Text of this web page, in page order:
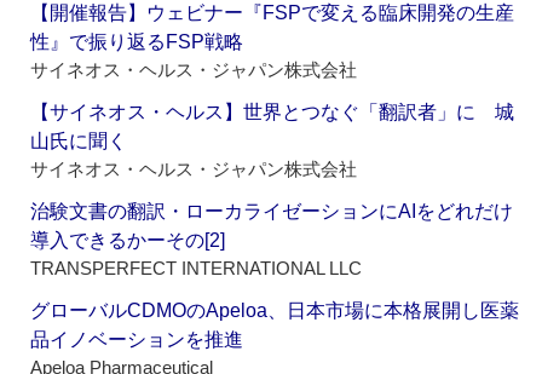
【開催報告】ウェビナー『FSPで変える臨床開発の生産
性』で振り返るFSP戦略
サイネオス・ヘルス・ジャパン株式会社
【サイネオス・ヘルス】世界とつなぐ「翻訳者」に 城
山氏に聞く
サイネオス・ヘルス・ジャパン株式会社
治験文書の翻訳・ローカライゼーションにAIをどれだけ
導入できるかーその[2]
TRANSPERFECT INTERNATIONAL LLC
グローバルCDMOのApeloa、日本市場に本格展開し医薬
品イノベーションを推進
Apeloa Pharmaceutical